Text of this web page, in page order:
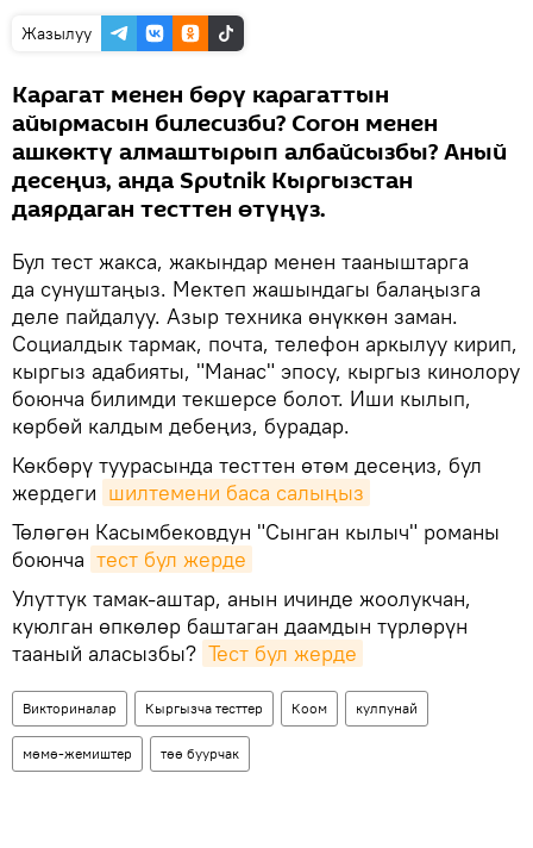
Жазылуу
Карагат менен бөрү карагаттын
айырмасын билесизби? Согон менен
ашкөктү алмаштырып албайсызбы? Аный
десеңиз, анда Sputnik Кыргызстан
даярдаган тесттен өтүңүз.
Бул тест жакса, жакындар менен тааныштарга
да сунуштаңыз. Мектеп жашындагы балаңызга
деле пайдалуу. Азыр техника өнүккөн заман.
Социалдык тармак, почта, телефон аркылуу кирип,
кыргыз адабияты, "Манас" эпосу, кыргыз кинолору
боюнча билимди текшерсе болот. Иши кылып,
көрбөй калдым дебеңиз, бурадар.
Көкбөрү туурасында тесттен өтөм десеңиз, бул
жердеги шилтемени баса салыңыз
Төлөгөн Касымбековдун "Сынган кылыч" романы
боюнча тест бул жерде
Улуттук тамак-аштар, анын ичинде жоолукчан,
куюлган өпкөлөр баштаган даамдын түрлөрүн
тааный аласызбы? Тест бул жерде
Викториналар Кыргызча тесттер Коом кулпунай
мөмө-жемиштер төө буурчак